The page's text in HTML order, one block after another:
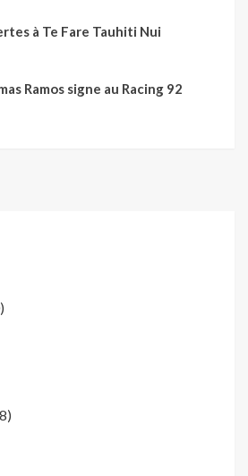
à Te Fare Tauhiti Nui
Ramos signe au Racing 92